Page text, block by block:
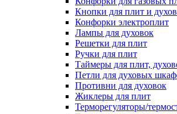
Кнопки для плит и
Конфорки электроплит
Лампы для духовок
Решетки для плит
Ручки для плит
Таймеры для плит,
Петли для духовых
Противни для духовок
Жиклеры для плит
Терморегуляторы/